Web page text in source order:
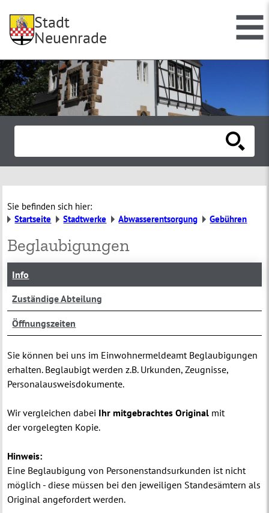
Stadt
Neuenrade
Sie befinden sich hier:
Startseite
Stadtwerke Abwasserentsorgung Gebühren
Beglaubigungen
Info
Zuständige Abteilung
Öffnungszeiten
Sie können bei uns im Einwohnermeldeamt Beglaubigungen
erhalten. Beglaubigt werden z.B. Urkunden, Zeugnisse,
Personalausweisdokumente.
Wir vergleichen dabei Ihr mitgebrachtes Original mit
der vorgelegten Kopie.
Hinweis:
Eine Beglaubigung von Personenstandsurkunden ist nicht
möglich - diese müssen bei den jeweiligen Standesämtern als
Original angefordert werden.